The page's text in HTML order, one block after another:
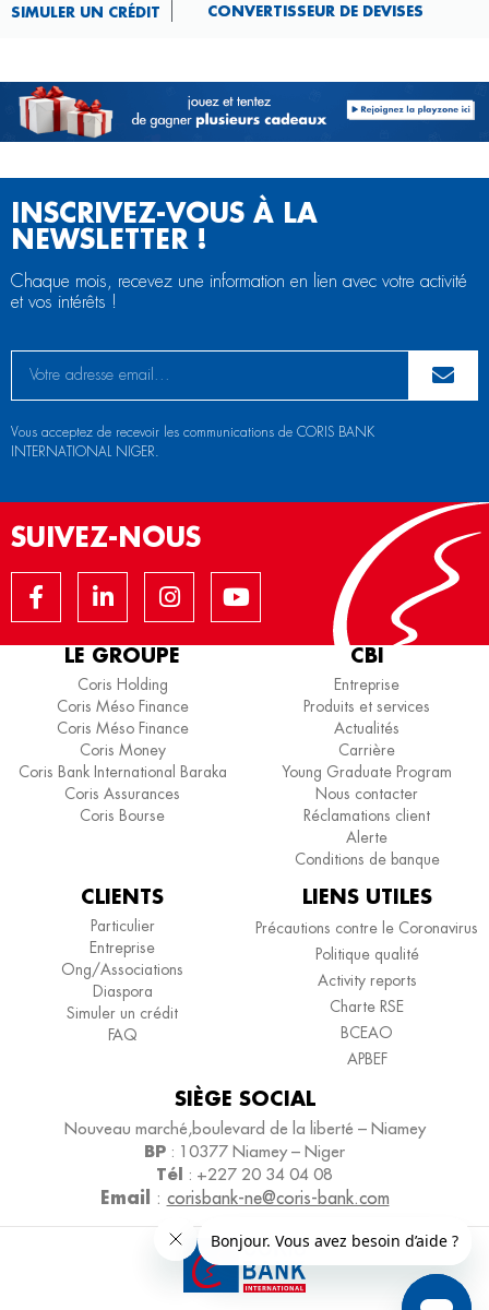
SIMULER UN CRÉDIT CONVERTISSEUR DE DEVISES​
INSCRIVEZ-VOUS À LA
NEWSLETTER !
Chaque mois, recevez une information en lien avec votre activité
et vos intérêts !
Vous acceptez de recevoir les communications de CORIS BANK
INTERNATIONAL NIGER.
SUIVEZ-NOUS
LE GROUPE
Coris Holding
Coris Méso Finance
Coris Méso Finance
Coris Money
Coris Bank International Baraka
Coris Assurances
Coris Bourse
CBI
Entreprise
Produits et services
Actualités
Carrière
Young Graduate Program
Nous contacter
Réclamations client
Alerte
Conditions de banque
CLIENTS
Particulier
Entreprise
Ong/Associations
Diaspora
Simuler un crédit
FAQ
LIENS UTILES
Précautions contre le Coronavirus
Politique qualité
Activity reports
Charte RSE
BCEAO
APBEF
SIÈGE SOCIAL
Nouveau marché,boulevard de la liberté – Niamey
BP : 10377 Niamey – Niger
Tél : +227 20 34 04 08
Email : corisbank-ne@coris-bank.com